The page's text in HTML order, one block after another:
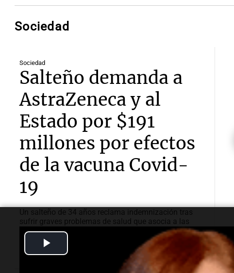
Sociedad
Sociedad
Salteño demanda a
AstraZeneca y al
Estado por $191
millones por efectos
de la vacuna Covid-
19
Un salteño de 34 años reclama indemnización tras
sufrir graves problemas de salud que asocia a las
dosis de la vacuna recibidas en 2021. La suma total
de su demanda asciende a $191 millones.